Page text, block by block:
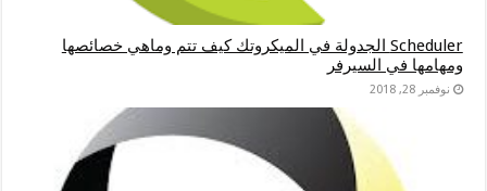
Scheduler الجدولة في الميكروتك كيف تتم وماهي خصائصها
ومهامها في السيرفر
نوفمبر 28, 2018